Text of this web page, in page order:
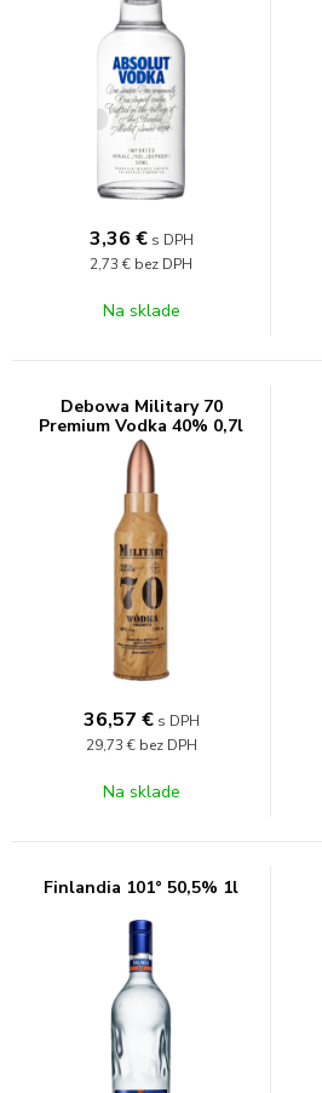
3,36 € s DPH
2,73 € bez DPH
Na sklade
Debowa Military 70
Premium Vodka 40% 0,7l
36,57 € s DPH
29,73 € bez DPH
Na sklade
Finlandia 101° 50,5% 1l